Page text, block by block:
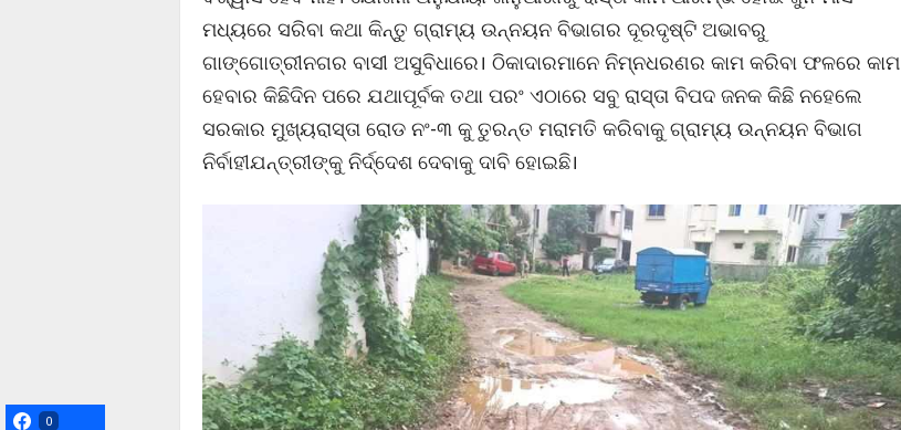
ମଧ୍ୟରେ ସରିବା କଥା କିନ୍ତୁ ଗ୍ରାମ୍ୟ ଉନ୍ନୟନ ବିଭାଗର ଦୂରଦୃଷ୍ଟି ଅଭାବରୁ
ଗାଙ୍ଗୋତ୍ରୀନଗର ବାସୀ ଅସୁବିଧାରେ। ଠିକାଦାରମାନେ ନିମ୍ନଧରଣର କାମ କରିବା ଫଳରେ କାମ
ହେବାର କିଛିଦିନ ପରେ ଯଥାପୂର୍ବକ ତଥା ପରଂ ଏଠାରେ ସବୁ ରାସ୍ତା ବିପଦ ଜନକ କିଛି ନହେଲେ
ସରକାର ମୁଖ୍ୟରାସ୍ତା ରୋଡ ନଂ-୩ କୁ ତୁରନ୍ତ ମରାମତି କରିବାକୁ ଗ୍ରାମ୍ୟ ଉନ୍ନୟନ ବିଭାଗ
ନିର୍ବାହୀଯନ୍ତ୍ରୀଙ୍କୁ ନିର୍ଦ୍ଦେଶ ଦେବାକୁ ଦାବି ହୋଇଛି।
0